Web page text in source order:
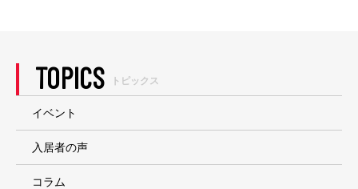
TOPICS トピックス
イベント
入居者の声
コラム